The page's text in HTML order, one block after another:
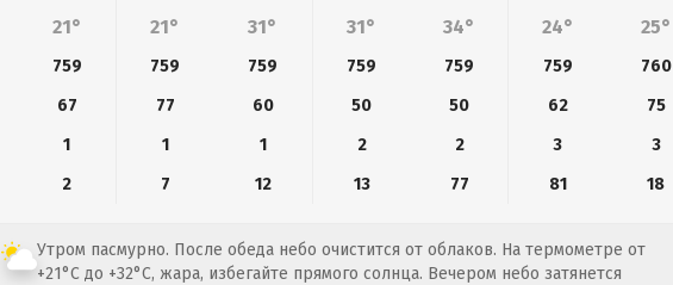
21° 21° 31° 31° 34° 24° 25°
759 759 759 759 759 759
760
67 77 60 50 50 62
75
1 1 1 2 2 3
3
2 7 12 13 77 81 18
Утром пасмурно. После обеда небо очистится от облаков. На термометре от
+21°C до +32°C, жара, избегайте прямого солнца. Вечером небо затянется